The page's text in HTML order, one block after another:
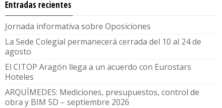
Entradas recientes
Jornada informativa sobre Oposiciones
La Sede Colegial permanecerá cerrada del 10 al 24 de
agosto
El CITOP Aragón llega a un acuerdo con Eurostars
Hoteles
ARQUÍMEDES: Mediciones, presupuestos, control de
obra y BIM 5D – septiembre 2026